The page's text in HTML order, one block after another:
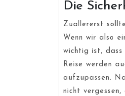
Die
Zuallererst
Wenn wir also
wichtig ist, dass
Reise werden
aufzupassen.
nicht vergessen,